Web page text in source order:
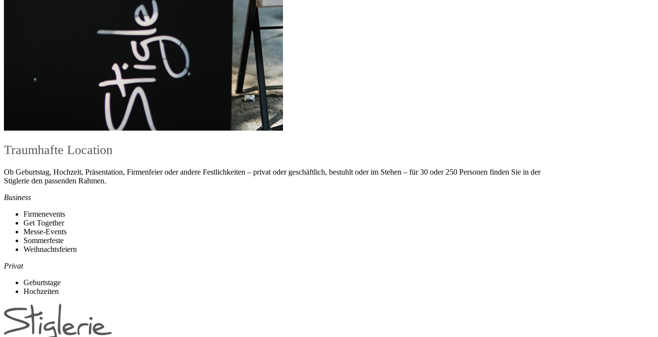
Traumhafte Location
Ob Geburtstag, Hochzeit, Präsentation, Firmenfeier oder andere Festlichkeiten – privat oder geschäftlich, bestuhlt oder im Stehen – für 30 oder 250 Personen finden Sie in der
Stiglerie den passenden Rahmen.
Business
Firmenevents
Get Together
Messe-Events
Sommerfeste
Weihnachtsfeiern
Privat
Geburtstage
Hochzeiten